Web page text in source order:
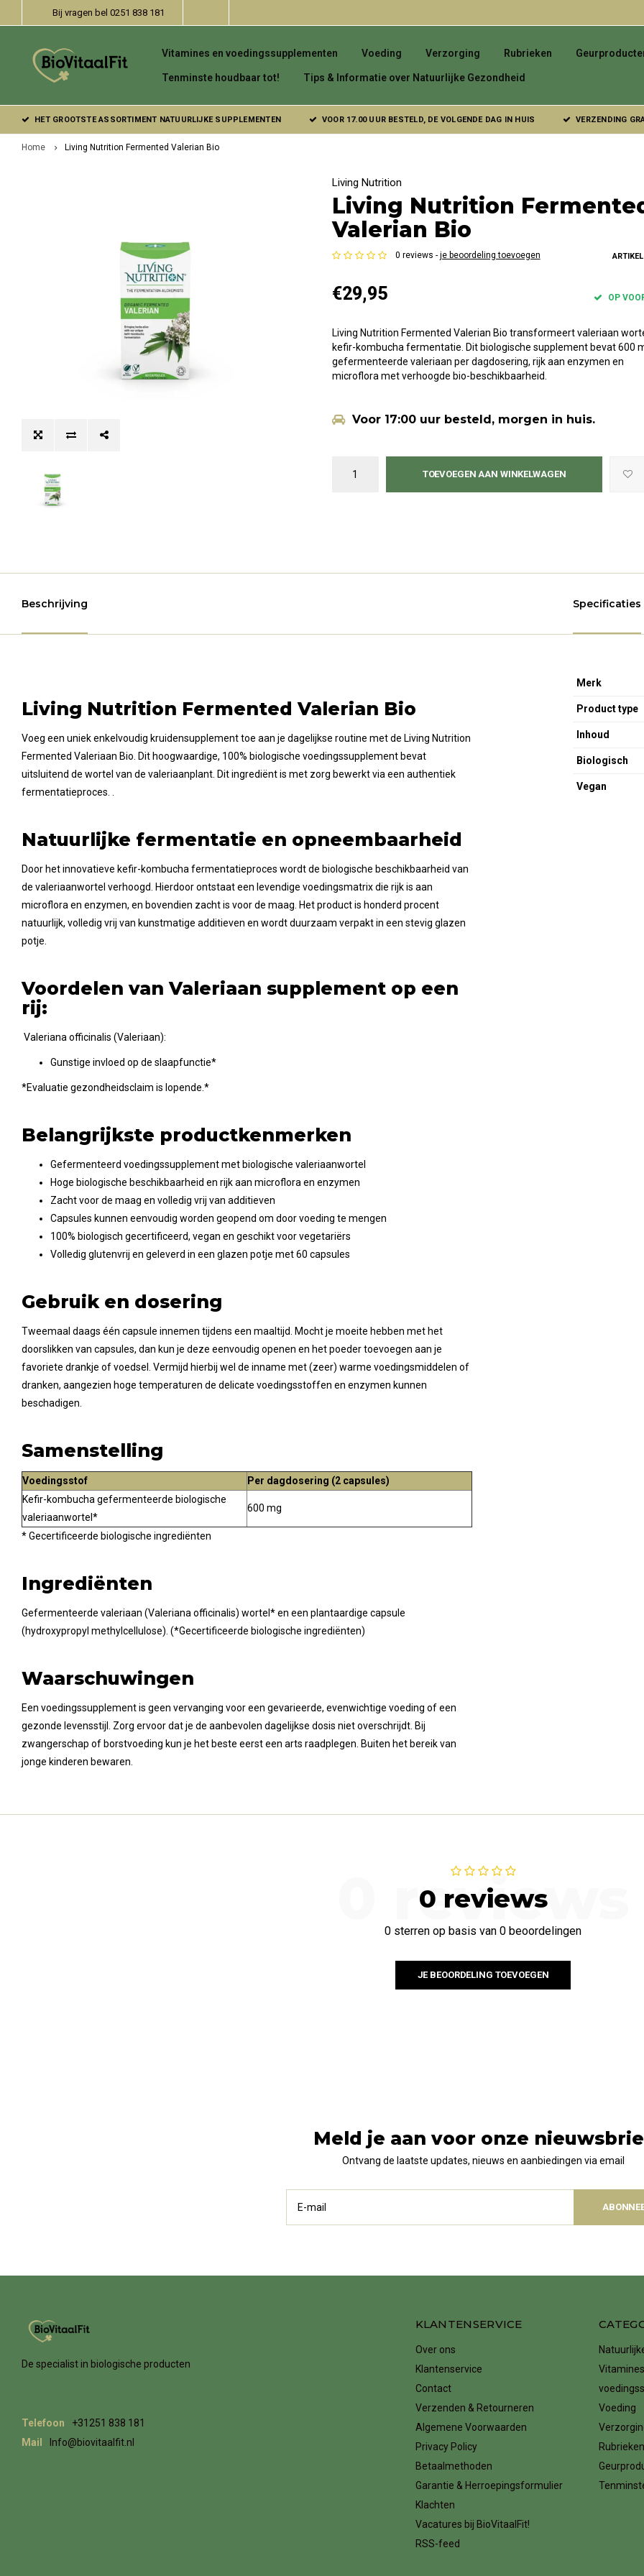
Bij vragen bel 0251 838 181
Vitamines en voedingssupplementen Voeding Verzorging Rubrieken
Tenminste houdbaar tot! Tips & Informatie over Natuurlijke Gezondheid
HET GROOTSTE ASSORTIMENT NATUURLIJKE SUPPLEMENTEN VOOR 17.00 UUR BESTELD, DE VOLGENDE DAG IN HUIS VERZENDING
Home Living Nutrition Fermented Valerian Bio
Living Nutrition
Living Nutrition
Valerian Bio
0 reviews - je beoordeling toevoegen
€29,95 OP
Living Nutrition Fermented Valerian Bio transformeert valeriaan
kefir-kombucha fermentatie. Dit biologische supplement bevat 600
gefermenteerde valeriaan per dagdosering, rijk aan enzymen en
microflora met verhoogde bio-beschikbaarheid.
Voor 17:00 uur besteld, morgen in huis.
TOEVOEGEN AAN WINKELWAGEN
Beschrijving Specificaties
Living Nutrition Fermented Valerian Bio
Voeg een uniek enkelvoudig kruidensupplement toe aan je dagelijkse routine met de Living Nutrition
Fermented Valeriaan Bio. Dit hoogwaardige, 100% biologische voedingssupplement bevat
uitsluitend de wortel van de valeriaanplant. Dit ingrediënt is met zorg bewerkt via een authentiek
fermentatieproces. .
Natuurlijke fermentatie en opneembaarheid
Door het innovatieve kefir-kombucha fermentatieproces wordt de biologische beschikbaarheid van
de valeriaanwortel verhoogd. Hierdoor ontstaat een levendige voedingsmatrix die rijk is aan
microflora en enzymen, en bovendien zacht is voor de maag. Het product is honderd procent
natuurlijk, volledig vrij van kunstmatige additieven en wordt duurzaam verpakt in een stevig glazen
potje.
Voordelen van Valeriaan supplement op een
rij:
Valeriana officinalis (Valeriaan):
Gunstige invloed op de slaapfunctie*
*Evaluatie gezondheidsclaim is lopende.*
Belangrijkste productkenmerken
Gefermenteerd voedingssupplement met biologische valeriaanwortel
Hoge biologische beschikbaarheid en rijk aan microflora en enzymen
Zacht voor de maag en volledig vrij van additieven
Capsules kunnen eenvoudig worden geopend om door voeding te mengen
100% biologisch gecertificeerd, vegan en geschikt voor vegetariërs
Volledig glutenvrij en geleverd in een glazen potje met 60 capsules
Gebruik en dosering
Tweemaal daags één capsule innemen tijdens een maaltijd. Mocht je moeite hebben met het
doorslikken van capsules, dan kun je deze eenvoudig openen en het poeder toevoegen aan je
favoriete drankje of voedsel. Vermijd hierbij wel de inname met (zeer) warme voedingsmiddelen of
dranken, aangezien hoge temperaturen de delicate voedingsstoffen en enzymen kunnen
beschadigen.
Samenstelling
Voedingsstof
Per dagdosering (2 capsules)
Kefir-kombucha gefermenteerde biologische
valeriaanwortel*
600 mg
* Gecertificeerde biologische ingrediënten
Ingrediënten
Gefermenteerde valeriaan (Valeriana officinalis) wortel* en een plantaardige capsule
(hydroxypropyl methylcellulose). (*Gecertificeerde biologische ingrediënten)
Waarschuwingen
Een voedingssupplement is geen vervanging voor een gevarieerde, evenwichtige voeding of een
gezonde levensstijl. Zorg ervoor dat je de aanbevolen dagelijkse dosis niet overschrijdt. Bij
zwangerschap of borstvoeding kun je het beste eerst een arts raadplegen. Buiten het bereik van
jonge kinderen bewaren.
Merk
Product type
Inhoud
Biologisch
Vegan
0 reviews
0 reviews
0 sterren op basis van 0 beoordelingen
JE BEOORDELING TOEVOEGEN
Meld je aan voor onze
Ontvang de laatste updates, nieuws en aanbiedingen via email
De specialist in biologische producten
Telefoon
+31251 838 181
Mail
Info@biovitaalfit.nl
KLANTENSERVICE
Over ons
Klantenservice
Contact
Verzenden & Retourneren
Algemene Voorwaarden
Privacy Policy
Betaalmethoden
Garantie & Herroepingsformulier
Klachten
Vacatures bij BioVitaalFit!
RSS-feed
Voeding
Rubrieken